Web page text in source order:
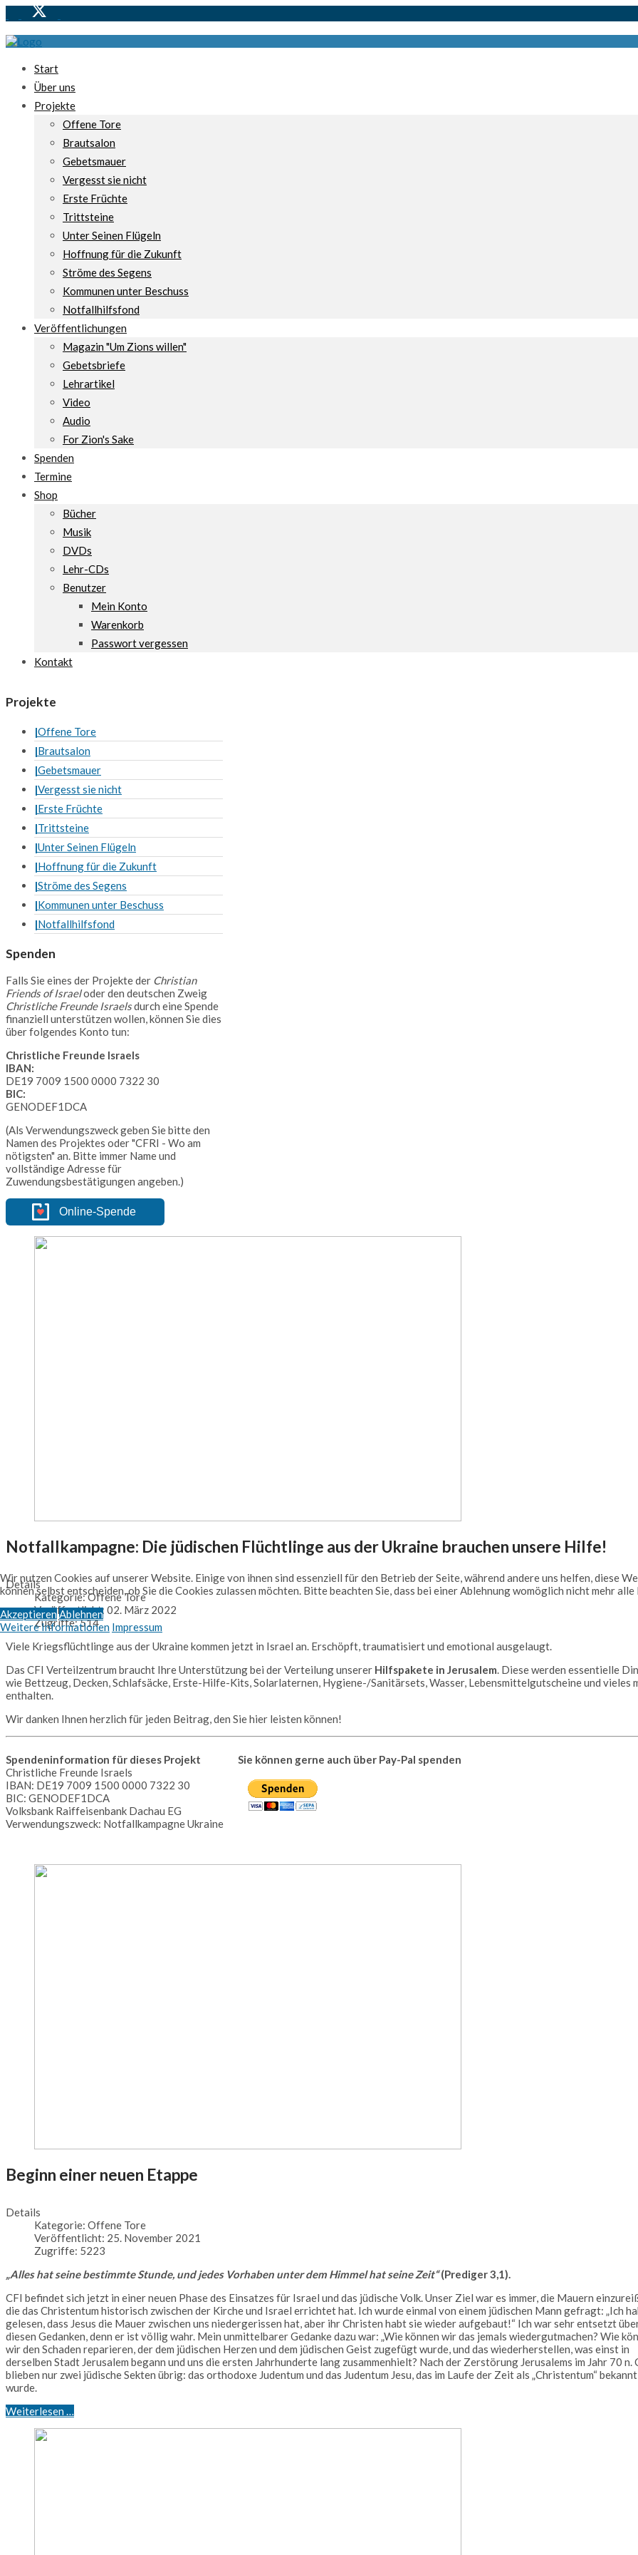
Start
Über uns
Projekte
Offene Tore
Brautsalon
Gebetsmauer
Vergesst sie nicht
Erste Früchte
Trittsteine
Unter Seinen Flügeln
Hoffnung für die Zukunft
Ströme des Segens
Kommunen unter Beschuss
Notfallhilfsfond
Veröffentlichungen
Magazin "Um Zions willen"
Gebetsbriefe
Lehrartikel
Video
Audio
For Zion's Sake
Spenden
Termine
Shop
Bücher
Musik
DVDs
Lehr-CDs
Benutzer
Mein Konto
Warenkorb
Passwort vergessen
Kontakt
Projekte
Offene Tore
Brautsalon
Gebetsmauer
Vergesst sie nicht
Erste Früchte
Trittsteine
Unter Seinen Flügeln
Hoffnung für die Zukunft
Ströme des Segens
Kommunen unter Beschuss
Notfallhilfsfond
Spenden
Falls Sie eines der Projekte der Christian
Friends of Israeloder den deutschen Zweig
Christliche Freunde Israelsdurch eine Spende
finanziell unterstützen wollen, können Sie dies
über folgendes Konto tun:
Christliche Freunde Israels
IBAN:
DE19 7009 1500 0000 7322 30
BIC:
GENODEF1DCA
(Als Verwendungszweck geben Sie bitte den
Namen des Projektes oder "CFRI - Wo am
nötigsten" an. Bitte immer Name und
vollständige Adresse für
Zuwendungsbestätigungen angeben.)
Online-Spende
Notfallkampagne: Die jüdischen Flüchtlinge aus der Ukraine brauchen unsere Hilfe!
Details
Kategorie:Offene Tore
Veröffentlicht: 02. März 2022
Zugriffe: 514
Viele Kriegsflüchtlinge aus der Ukraine kommen jetzt in Israel an. Erschöpft, traumatisiert und emotional ausgelaugt.
Das CFI Verteilzentrum braucht Ihre Unterstützung bei der Verteilung unserer Hilfspakete in Jerusalem . Diese werden essentielle
wie Bettzeug, Decken, Schlafsäcke, Erste-Hilfe-Kits, Solarlaternen, Hygiene-/Sanitärsets, Wasser, Lebensmittelgutscheine und vieles
enthalten.
Wir danken Ihnen herzlich für jeden Beitrag, den Sie hier leisten können!
Spendeninformation für dieses Projekt
Christliche Freunde Israels
IBAN: DE19 7009 1500 0000 7322 30
BIC: GENODEF1DCA
Volksbank Raiffeisenbank Dachau EG
Verwendungszweck: Notfallkampagne Ukraine
Sie können gerne auch über Pay-Pal spenden
Beginn einer neuen Etappe
Details
Kategorie: Offene Tore
Veröffentlicht: 25. November 2021
Zugriffe: 5223
„Alles hat seine bestimmte Stunde, und jedes Vorhaben unter dem Himmel hat seine Zeit“(Prediger 3,1).
CFI befindet sich jetzt in einer neuen Phase des Einsatzes für Israel und das jüdische Volk. Unser Ziel war es immer, die Mauern
die das Christentum historisch zwischen der Kirche und Israel errichtet hat. Ich wurde einmal von einem jüdischen Mann gefragt: „Ich
gelesen, dass Jesus die Mauer zwischen uns niedergerissen hat, aber ihr Christen habt sie wieder aufgebaut!“ Ich war sehr entsetzt
diesen Gedanken, denn er ist völlig wahr. Mein unmittelbarer Gedanke dazu war: „Wie können wir das jemals wiedergutmachen? Wie
wir den Schaden reparieren, der dem jüdischen Herzen und dem jüdischen Geist zugefügt wurde, und das wiederherstellen, was einst in
derselben Stadt Jerusalem begann und uns die ersten Jahrhunderte lang zusammenhielt? Nach der Zerstörung Jerusalems im Jahr 70 n.
blieben nur zwei jüdische Sekten übrig: das orthodoxe Judentum und das Judentum Jesu, das im Laufe der Zeit als „Christentum“ bekannt
wurde.
Weiterlesen …
Wir nutzen Cookies auf unserer Website. Einige von ihnen sind essenziell für den Betrieb der Seite, während andere uns helfen, diese
können selbst entscheiden, ob Sie die Cookies zulassen möchten. Bitte beachten Sie, dass bei einer Ablehnung womöglich nicht mehr
Akzeptieren Ablehnen
Weitere Informationen Impressum